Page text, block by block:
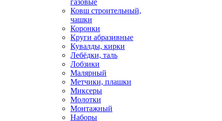
газовые
Ковш строительный,
чашки
Коронки
Круги абразивные
Кувалды, кирки
Лебёдки, таль
Лобзики
Малярный
Метчики, плашки
Миксеры
Молотки
Монтажный
Наборы